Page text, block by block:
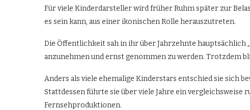
Für viele Kinderdarsteller wird früher Ruhm später zur
es sein kann, aus einer ikonischen Rolle herauszutreten.
Die Öffentlichkeit sah in ihr über Jahrzehnte hauptsächlich
anzunehmen und ernst genommen zu werden. Trotzdem
Anders als viele ehemalige Kinderstars entschied sie sich
Stattdessen führte sie über viele Jahre ein vergleichsweise
Fernsehproduktionen.